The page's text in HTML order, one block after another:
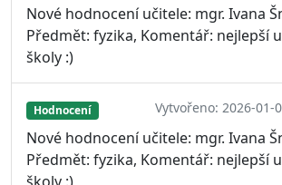
Nové hodnocení učitele: mgr. Ivana
Předmět: fyzika, Komentář: nejlepší
školy :)
Hodnocení Vytvořeno: 2026-01-
Nové hodnocení učitele: mgr. Ivana
Předmět: fyzika, Komentář: nejlepší